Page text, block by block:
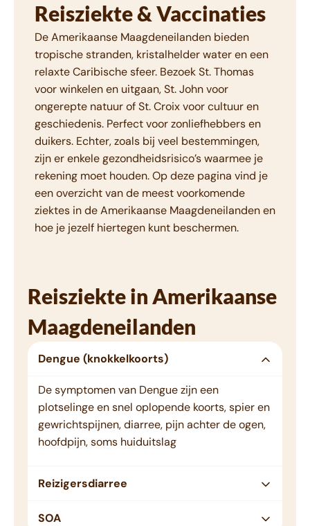
Reisziekte & Vaccinaties
De Amerikaanse Maagdeneilanden bieden
tropische stranden, kristalhelder water en een
relaxte Caribische sfeer. Bezoek St. Thomas
voor winkelen en uitgaan, St. John voor
ongerepte natuur of St. Croix voor cultuur en
geschiedenis. Perfect voor zonliefhebbers en
duikers. Echter, zoals bij veel bestemmingen,
zijn er enkele gezondheidsrisico’s waarmee je
rekening moet houden. Op deze pagina vind je
een overzicht van de meest voorkomende
ziektes in de Amerikaanse Maagdeneilanden en
hoe je jezelf hiertegen kunt beschermen.
Reisziekte in Amerikaanse
Maagdeneilanden
Dengue (knokkelkoorts)
De symptomen van Dengue zijn een
plotselinge en snel oplopende koorts, spier en
gewrichtspijnen, diarree, pijn achter de ogen,
hoofdpijn, soms huiduitslag
Reizigersdiarree
SOA